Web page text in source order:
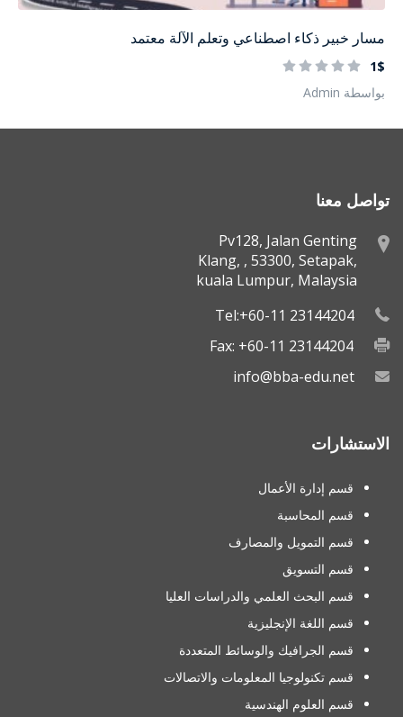
مسار خبير ذكاء اصطناعي وتعلم الآلة معتمد
1$
بواسطة Admin
تواصل معنا
Pv128, Jalan Genting
Klang, , 53300, Setapak,
kuala Lumpur, Malaysia
Tel:+60-11 23144204
Fax: +60-11 23144204
info@bba-edu.net
الاستشارات
قسم إدارة الأعمال
قسم المحاسبة
قسم التمويل والمصارف
قسم التسويق
قسم البحث العلمي والدراسات العليا
قسم اللغة الإنجليزية
قسم الجرافيك والوسائط المتعددة
قسم تكنولوجيا المعلومات والاتصالات
قسم العلوم الهندسية